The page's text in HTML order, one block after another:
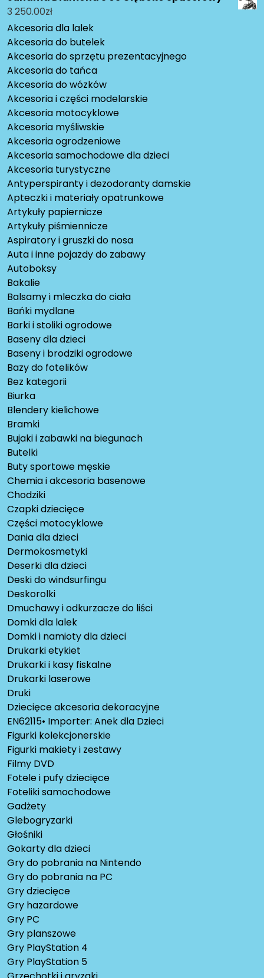
3 250.00zł
Akcesoria dla lalek
Akcesoria do butelek
Akcesoria do sprzętu prezentacyjnego
Akcesoria do tańca
Akcesoria do wózków
Akcesoria i części modelarskie
Akcesoria motocyklowe
Akcesoria myśliwskie
Akcesoria ogrodzeniowe
Akcesoria samochodowe dla dzieci
Akcesoria turystyczne
Antyperspiranty i dezodoranty damskie
Apteczki i materiały opatrunkowe
Artykuły papiernicze
Artykuły piśmiennicze
Aspiratory i gruszki do nosa
Auta i inne pojazdy do zabawy
Autoboksy
Bakalie
Balsamy i mleczka do ciała
Bańki mydlane
Barki i stoliki ogrodowe
Baseny dla dzieci
Baseny i brodziki ogrodowe
Bazy do fotelików
Bez kategorii
Biurka
Blendery kielichowe
Bramki
Bujaki i zabawki na biegunach
Butelki
Buty sportowe męskie
Chemia i akcesoria basenowe
Chodziki
Czapki dziecięce
Części motocyklowe
Dania dla dzieci
Dermokosmetyki
Deserki dla dzieci
Deski do windsurfingu
Deskorolki
Dmuchawy i odkurzacze do liści
Domki dla lalek
Domki i namioty dla dzieci
Drukarki etykiet
Drukarki i kasy fiskalne
Drukarki laserowe
Druki
Dziecięce akcesoria dekoracyjne
EN62115• Importer: Anek dla Dzieci
Figurki kolekcjonerskie
Figurki makiety i zestawy
Filmy DVD
Fotele i pufy dziecięce
Foteliki samochodowe
Gadżety
Glebogryzarki
Głośniki
Gokarty dla dzieci
Gry do pobrania na Nintendo
Gry do pobrania na PC
Gry dziecięce
Gry hazardowe
Gry PC
Gry planszowe
Gry PlayStation 4
Gry PlayStation 5